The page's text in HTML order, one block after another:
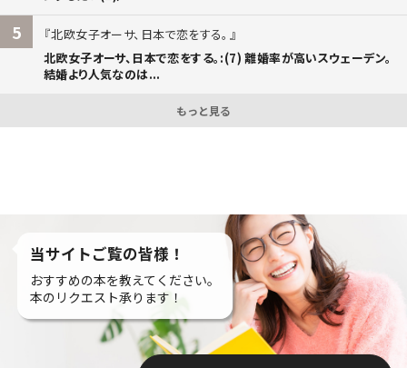
5
北欧女子オーサ、日本で恋をする。
北欧女子オーサ、日本で恋をする。:(7) 離婚率が高いスウェーデン。
結婚より人気なのは...
もっと見る
当サイトご覧の皆様！
おすすめの本を教えてください。
本のリクエスト承ります！